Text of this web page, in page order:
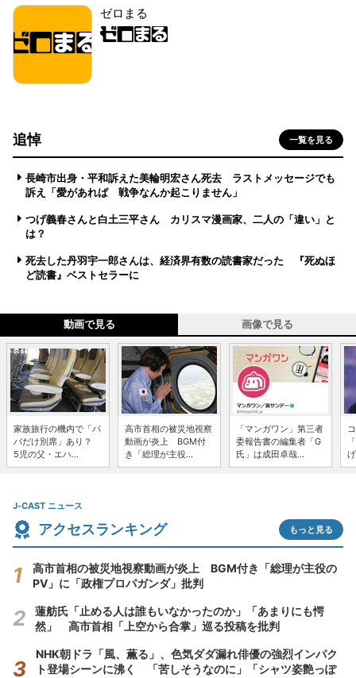
ゼロまる
追悼 一覧を見る
長崎市出身・平和訴えた美輪明宏さん死去 ラストメッセージでも
訴え「愛があれば 戦争なんか起こりません」
つげ義春さんと白土三平さん カリスマ漫画家、二人の「違い」と
は？
死去した丹羽宇一郎さんは、経済界有数の読書家だった 『死ぬほ
ど読書』ベストセラーに
動画で見る 画像で見る
家族旅行の機内で「パ
パだけ別席」あり？
5児の父・エハ...
高市首相の被災地視察
動画が炎上 BGM付
き「総理が主役...
「マンガワン」第三者
委報告書の編集者「G
氏」は成田卓哉...
J-CAST ニュース
アクセスランキング もっと見る
高市首相の被災地視察動画が炎上 BGM付き「総理が主役の
PV」に「政権プロパガンダ」批判
蓮舫氏「止める人は誰もいなかったのか」「あまりにも愕
然」 高市首相「上空から合掌」巡る投稿を批判
NHK朝ドラ「風、薫る」、色気ダダ漏れ俳優の強烈インパク
ト登場シーンに沸く 「苦しそうなのに」「シャツ姿艶っぽ